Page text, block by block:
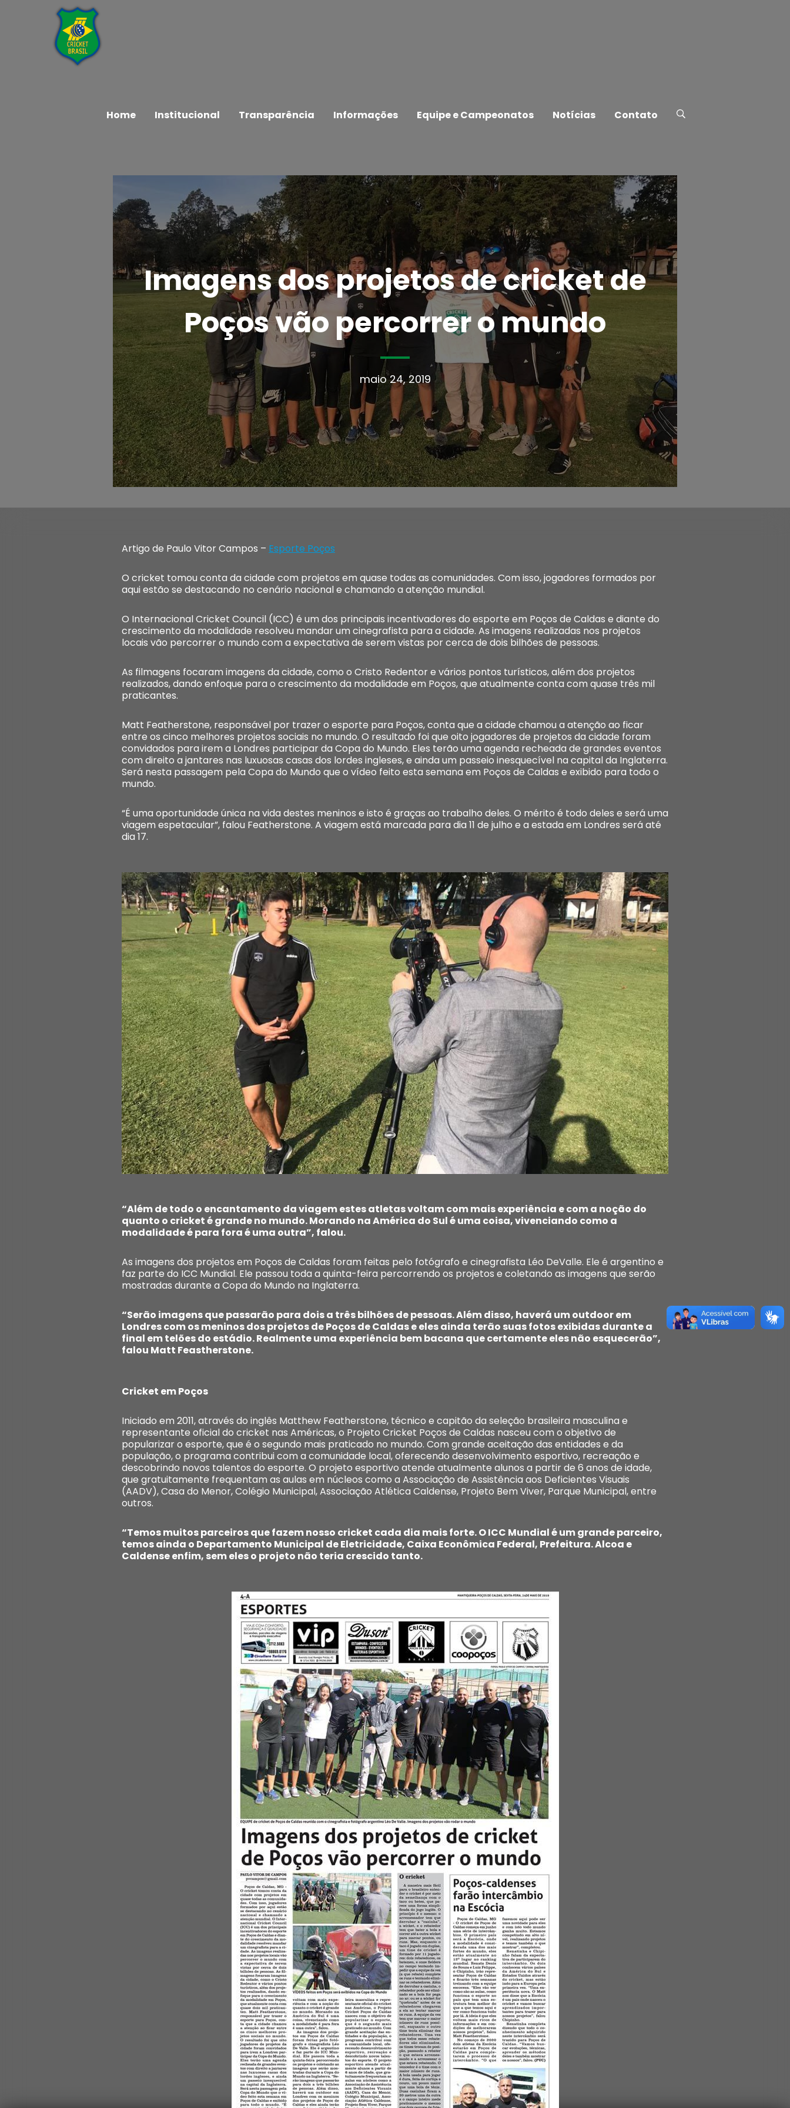
Home Institucional Transparência Informações Equipe e Campeonatos Notícias Contato
Imagens dos projetos de cricket de
Poços vão percorrer o mundo
maio 24, 2019
Artigo de Paulo Vitor Campos – Esporte Poços
O cricket tomou conta da cidade com projetos em quase todas as comunidades. Com isso, jogadores formados por
aqui estão se destacando no cenário nacional e chamando a atenção mundial.
O Internacional Cricket Council (ICC) é um dos principais incentivadores do esporte em Poços de Caldas e diante do
crescimento da modalidade resolveu mandar um cinegrafista para a cidade. As imagens realizadas nos projetos
locais vão percorrer o mundo com a expectativa de serem vistas por cerca de dois bilhões de pessoas.
As filmagens focaram imagens da cidade, como o Cristo Redentor e vários pontos turísticos, além dos projetos
realizados, dando enfoque para o crescimento da modalidade em Poços, que atualmente conta com quase três mil
praticantes.
Matt Featherstone, responsável por trazer o esporte para Poços, conta que a cidade chamou a atenção ao ficar
entre os cinco melhores projetos sociais no mundo. O resultado foi que oito jogadores de projetos da cidade foram
convidados para irem a Londres participar da Copa do Mundo. Eles terão uma agenda recheada de grandes eventos
com direito a jantares nas luxuosas casas dos lordes ingleses, e ainda um passeio inesquecível na capital da Inglaterra.
Será nesta passagem pela Copa do Mundo que o vídeo feito esta semana em Poços de Caldas e exibido para todo o
mundo.
“É uma oportunidade única na vida destes meninos e isto é graças ao trabalho deles. O mérito é todo deles e será uma
viagem espetacular”, falou Featherstone. A viagem está marcada para dia 11 de julho e a estada em Londres será até
dia 17.
“Além de todo o encantamento da viagem estes atletas voltam com mais experiência e com a noção do
quanto o cricket é grande no mundo. Morando na América do Sul é uma coisa, vivenciando como a
modalidade é para fora é uma outra”, falou.
As imagens dos projetos em Poços de Caldas foram feitas pelo fotógrafo e cinegrafista Léo DeValle. Ele é argentino e
faz parte do ICC Mundial. Ele passou toda a quinta-feira percorrendo os projetos e coletando as imagens que serão
mostradas durante a Copa do Mundo na Inglaterra.
“Serão imagens que passarão para dois a três bilhões de pessoas. Além disso, haverá um outdoor em
Londres com os meninos dos projetos de Poços de Caldas e eles ainda terão suas fotos exibidas durante a
final em telões do estádio. Realmente uma experiência bem bacana que certamente eles não esquecerão”,
falou Matt Feastherstone.
Cricket em Poços
Iniciado em 2011, através do inglês Matthew Featherstone, técnico e capitão da seleção brasileira masculina e
representante oficial do cricket nas Américas, o Projeto Cricket Poços de Caldas nasceu com o objetivo de
popularizar o esporte, que é o segundo mais praticado no mundo. Com grande aceitação das entidades e da
população, o programa contribui com a comunidade local, oferecendo desenvolvimento esportivo, recreação e
descobrindo novos talentos do esporte. O projeto esportivo atende atualmente alunos a partir de 6 anos de idade,
que gratuitamente frequentam as aulas em núcleos como a Associação de Assistência aos Deficientes Visuais
(AADV), Casa do Menor, Colégio Municipal, Associação Atlética Caldense, Projeto Bem Viver, Parque Municipal, entre
outros.
“Temos muitos parceiros que fazem nosso cricket cada dia mais forte. O ICC Mundial é um grande parceiro,
temos ainda o Departamento Municipal de Eletricidade, Caixa Econômica Federal, Prefeitura. Alcoa e
Caldense enfim, sem eles o projeto não teria crescido tanto.